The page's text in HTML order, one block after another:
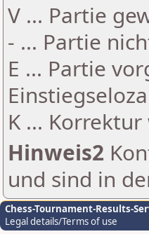
V ... Partie
- ... Partie
E ... Partie
K ...
Hinweis2
und sind in
Chess-Tournament-Results-
Legal details/Terms of use